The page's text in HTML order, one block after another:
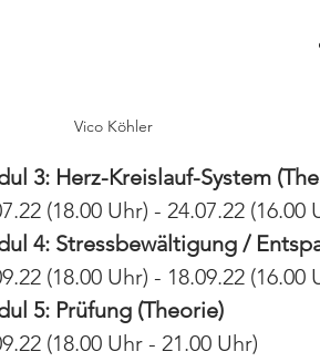
Vico Köhler
3: Herz-Kreislauf-System
(18.00 Uhr) - 24.07.22 (16.00
4: Stressbewältigung /
(18.00 Uhr) - 18.09.22 (16.00
5: Prüfung (Theorie)
(18.00 Uhr - 21.00 Uhr)